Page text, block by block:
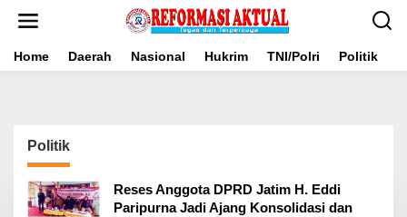
Home Daerah Nasional Hukrim TNI/Polri Politik
Politik
Reses Anggota DPRD Jatim H. Eddi
Paripurna Jadi Ajang Konsolidasi dan